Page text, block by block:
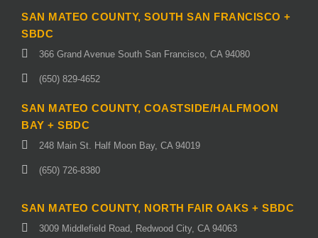
SAN MATEO COUNTY, SOUTH SAN FRANCISCO +
SBDC
366 Grand Avenue South San Francisco, CA 94080
(650) 829-4652
SAN MATEO COUNTY, COASTSIDE/HALFMOON
BAY + SBDC
248 Main St. Half Moon Bay, CA 94019
(650) 726-8380
SAN MATEO COUNTY, NORTH FAIR OAKS + SBDC
3009 Middlefield Road, Redwood City, CA 94063